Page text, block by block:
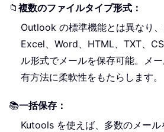
📁 複数のファイルタイプ形式：
Outlook の標準機能とは異なり、
Excel、Word、HTML、TXT、
ル形式でメールを保存可能。メ
有方法に柔軟性をもたらします。
📚一括保存：
Kutools を使えば、多数のメール